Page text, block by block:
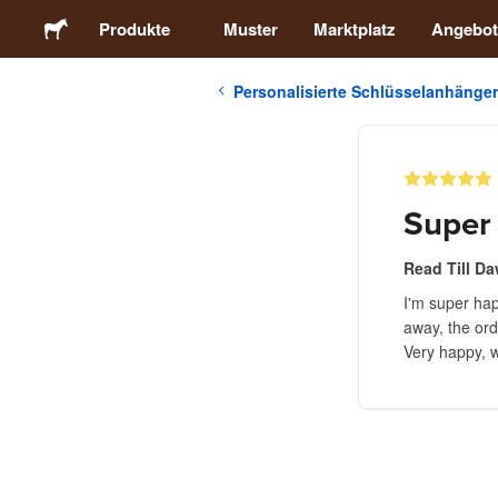
Produkte Muster Marktplatz
Personalisierte Schlüsselanhänger
Read Till
I'm super
away, the
Very happy,